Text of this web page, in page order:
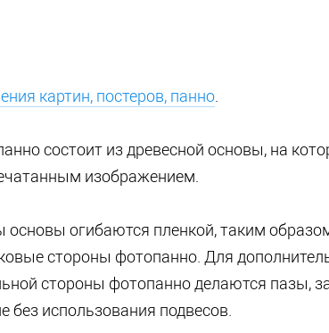
картин, постеров, панно.
состоит из древесной основы, на
изображением.
основы огибаются пленкой, таким
стороны фотопанно. Для
стороны фотопанно делаются пазы,
без использования подвесов.